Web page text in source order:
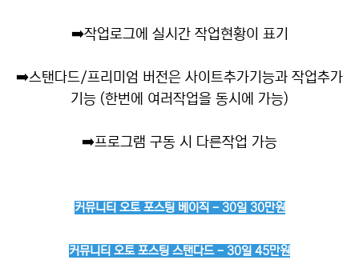
➡️작업로그에 실시간 작업현황이 표기
➡️스탠다드/프리미엄 버전은 사이트추가기능과 작업추가
기능 (한번에 여러작업을 동시에 가능)
➡️프로그램 구동 시 다른작업 가능
커뮤니티 오토 포스팅 베이직 - 30일 30만원
커뮤니티 오토 포스팅 스탠다드 - 30일 45만원